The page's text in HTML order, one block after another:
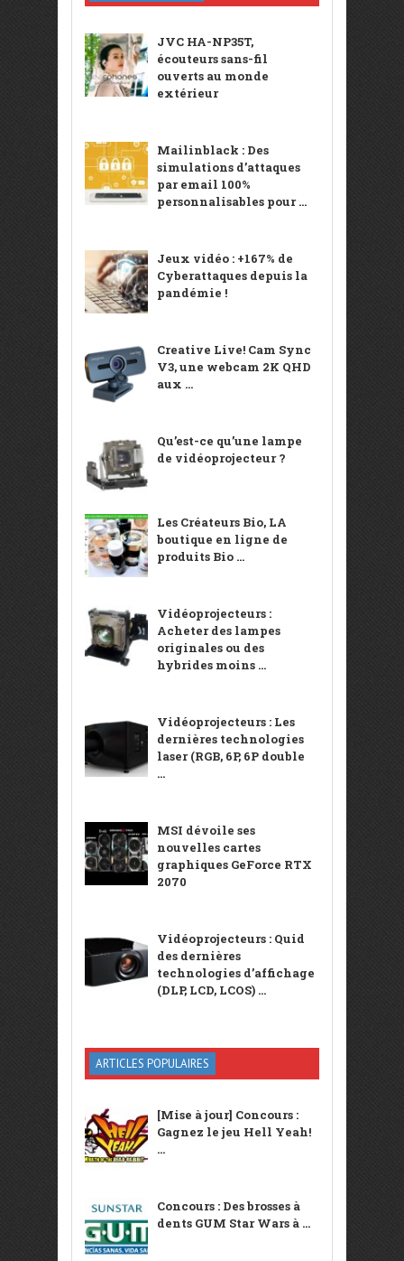
JVC HA-NP35T,
écouteurs sans-fil
ouverts au monde
extérieur
Mailinblack : Des
simulations d’attaques
par email 100%
personnalisables pour ...
Jeux vidéo : +167% de
Cyberattaques depuis la
pandémie !
Creative Live! Cam Sync
V3, une webcam 2K QHD
aux ...
Qu’est-ce qu’une lampe
de vidéoprojecteur ?
Les Créateurs Bio, LA
boutique en ligne de
produits Bio ...
Vidéoprojecteurs :
Acheter des lampes
originales ou des
hybrides moins ...
Vidéoprojecteurs : Les
dernières technologies
laser (RGB, 6P, 6P double
...
MSI dévoile ses
nouvelles cartes
graphiques GeForce RTX
2070
Vidéoprojecteurs : Quid
des dernières
technologies d’affichage
(DLP, LCD, LCOS) ...
ARTICLES POPULAIRES
[Mise à jour] Concours :
Gagnez le jeu Hell Yeah!
...
Concours : Des brosses à
dents GUM Star Wars à ...